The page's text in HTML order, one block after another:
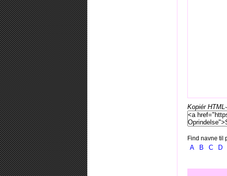
Kopiér
Find navne til
A B C D